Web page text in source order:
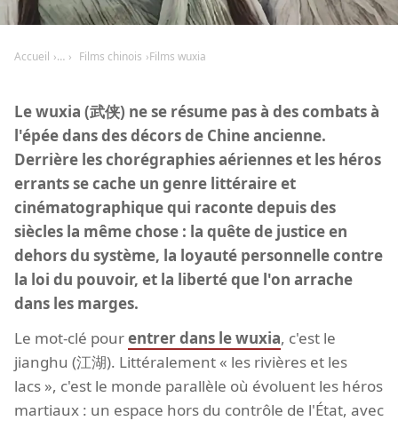
Accueil Films chinois Films wuxia
Le wuxia (武侠) ne se résume pas à des combats à
l'épée dans des décors de Chine ancienne.
Derrière les chorégraphies aériennes et les héros
errants se cache un genre littéraire et
cinématographique qui raconte depuis des
siècles la même chose : la quête de justice en
dehors du système, la loyauté personnelle contre
la loi du pouvoir, et la liberté que l'on arrache
dans les marges.
Le mot-clé pourentrer dans le wuxia, c'est le
jianghu (江湖). Littéralement « les rivières et les
lacs », c'est le monde parallèle où évoluent les héros
martiaux : un espace hors du contrôle de l'État, avec